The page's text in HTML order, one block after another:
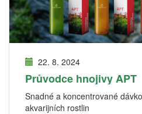
22. 8. 2024
Průvodce hnojivy APT
Snadné a koncentrované
akvarijních rostlin